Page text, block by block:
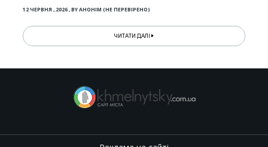
12 ЧЕРВНЯ , 2026,BYАНОНІМ (НЕ ПЕРЕВІРЕНО)
ЧИТАТИ ДАЛІ